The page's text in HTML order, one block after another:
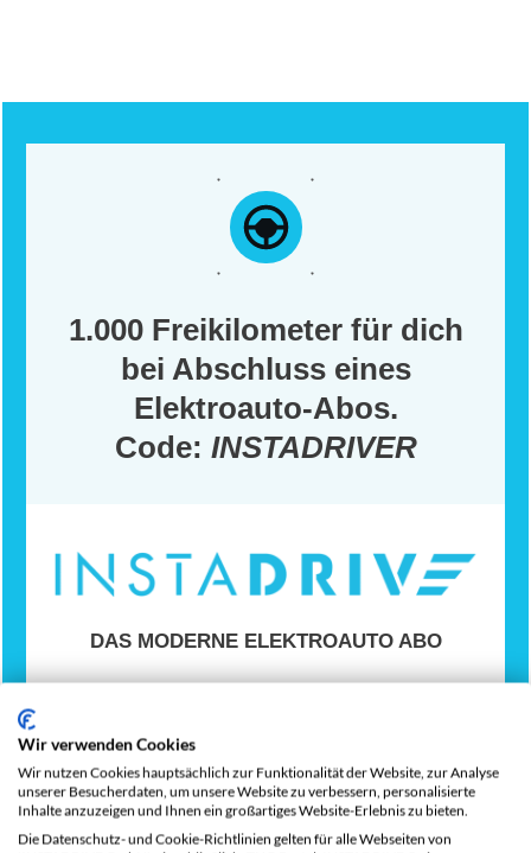
1.000 Freikilometer für dich
bei Abschluss eines
Elektroauto-Abos.
Code: INSTADRIVER
DAS MODERNE ELEKTROAUTO ABO
ähnlich wie bei Netflix. Dein monatlicher
Fixpreis enthält alle Gebühren, Versicherung,
Wartung, Garantie, 8-fach-Bereifung,
Wir verwenden Cookies
Wir nutzen Cookies hauptsächlich zur Funktionalität der Website, zur Analyse
unserer Besucherdaten, um unsere Website zu verbessern, personalisierte
Inhalte anzuzeigen und Ihnen ein großartiges Website-Erlebnis zu bieten.
Die Datenschutz- und Cookie-Richtlinien gelten für alle Webseiten von